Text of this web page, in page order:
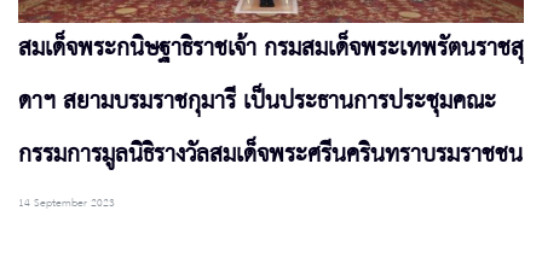
สมเด็จพระกนิษฐาธิราชเจ้า กรมสมเด็จพระเทพรัตนราชสุ
ดาฯ สยามบรมราชกุมารี เป็นประธานการประชุมคณะ
กรรมการมูลนิธิรางวัลสมเด็จพระศรีนครินทราบรมราชชน
14 September 2023